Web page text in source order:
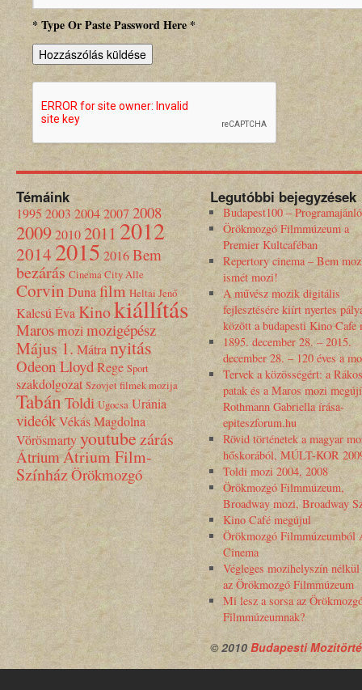
* Type Or Paste Password Here *
Témáink
1995 2003 200420072008
2009201020112012
2014 2015 2016Bem
bezárás Cinema City Alle
Corvin Dunafilm Heltai Jenő
Kalcsú ÉvaKinokiállítás
Marosmozimozigépész
Május 1. Mátranyitás
Odeon LloydRege Sport
szakdolgozat Szovjet filmek mozija
TabánToldi Ugocsa Uránia
videókVékás Magdolna
Vörösmartyyoutubezárás
ÁtriumÁtrium Film-
SzínházÖrökmozgó
Legutóbbi bejegyzések
Budapest100 – Programajánló
Örökmozgó Filmmúzeum a
Premier Kultcaféban
Repertory cinema – Bem
ismét mozi!
A művész mozik digitális
fejlesztésére kiírt nyertes
között a budapesti Kino Cafe
1895. december 28. – 2015.
december 28. – 120 éves a
Tervek a közösségért: a
patak és a Maros mozi
Rothmann Gabriella írása-
epiteszforum.hu
Rövid történetek a magyar
hőskorából, MÚLT-KOR
Toldi mozi 2004, 2008
Örökmozgó Filmmúzeum,
Broadway mozi, Broadway
Kino Café megújul
Örökmozgó Filmmúzeumból
Cinema
Végleges mozihelyszín nélkül
az Örökmozgó Filmmúzeum
Mi lesz a sorsa az
Filmmúzeumnak?
© 2010 Budapesti